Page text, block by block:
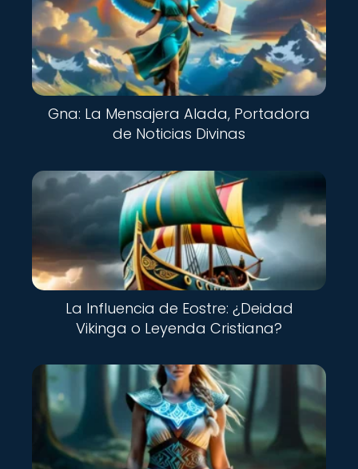
Gna: La Mensajera Alada, Portadora
de Noticias Divinas
La Influencia de Eostre: ¿Deidad
Vikinga o Leyenda Cristiana?